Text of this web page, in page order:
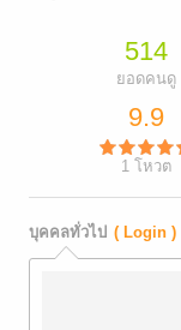
514
ยอดคนดู
9.9
1โหวต
บุคคลทั่วไป ( Login )